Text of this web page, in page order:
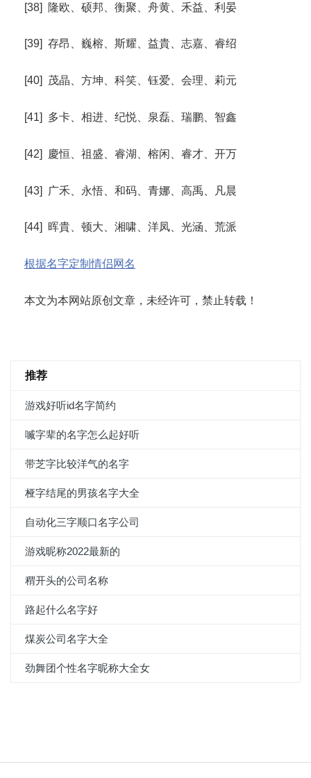
[38] 隆欧、硕邦、衡聚、舟黄、禾益、利晏
[39] 存昂、巍榕、斯耀、益貴、志嘉、睿绍
[40] 茂晶、方坤、科笑、钰爱、会理、莉元
[41] 多卡、相进、纪悦、泉磊、瑞鹏、智鑫
[42] 慶恒、祖盛、睿湖、榕闲、睿才、开万
[43] 广禾、永悟、和码、青娜、高禹、凡晨
[44] 晖貴、顿大、湘啸、洋凤、光涵、荒派
根据名字定制情侣网名
本文为本网站原创文章，未经许可，禁止转载！
推荐
游戏好听id名字简约
喴字辈的名字怎么起好听
带芝字比较洋气的名字
桠字结尾的男孩名字大全
自动化三字顺口名字公司
游戏昵称2022最新的
稩开头的公司名称
路起什么名字好
煤炭公司名字大全
劲舞团个性名字昵称大全女